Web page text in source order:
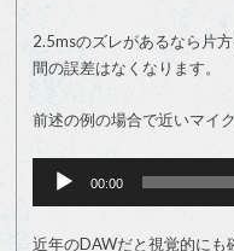
2.5msのズレがあるなら片
間の誤差はなくなります。
前述の例の場合で近いマイ
プ
ー
00:00
近年のDAWだと視覚的にも